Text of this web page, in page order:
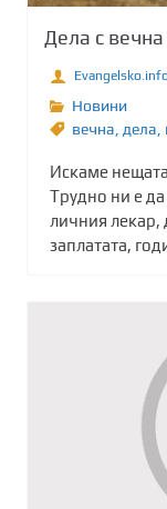
Дела с
Evangelsko.info
Новини
вечна дела
Искаме
Трудно ни е
личния лекар,
заплатата,